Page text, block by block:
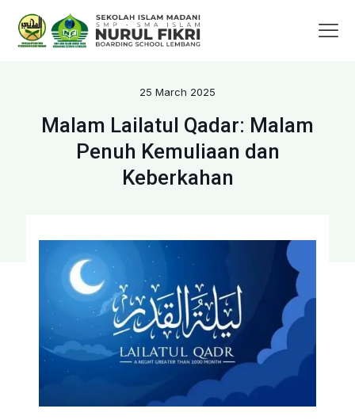
25 March 2025
Malam Lailatul Qadar: Malam
Penuh Kemuliaan dan
Keberkahan